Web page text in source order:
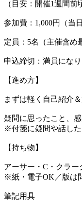
（目安：開催1週間前
参加費：1,000円（当
定員：5名（主催含め
申込締切：満員にな
【進め方】
まずは軽く自己紹介
疑問に思ったこと、
※付箋に疑問や話し
【持ち物】
アーサー・C・クラー
※紙・電子OK／版は
筆記用具